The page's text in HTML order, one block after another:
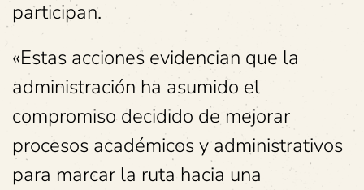
participan.
«Estas acciones evidencian que la
administración ha asumido el
compromiso decidido de mejorar
procesos académicos y administrativos
para marcar la ruta hacia una